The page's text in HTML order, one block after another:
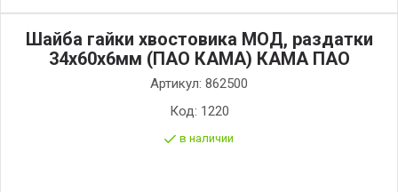
Шайба гайки хвостовика МОД, раздатки
34х60х6мм (ПАО КАМА) КАМА ПАО
Артикул: 862500
Код: 1220
в наличии